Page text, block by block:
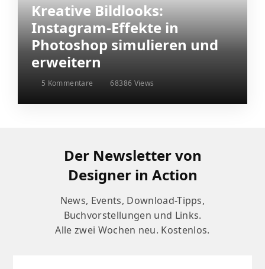
Kreative Bildlooks:
Instagram-Effekte in
Photoshop simulieren und
erweitern
5 Kommentare 68386 Views
Der Newsletter von
Designer in Action
News, Events, Download-Tipps,
Buchvorstellungen und Links.
Alle zwei Wochen neu. Kostenlos.